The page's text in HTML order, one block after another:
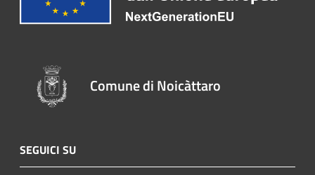
Comune di Noicàttaro
SEGUICI SU